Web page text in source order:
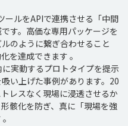
ルをAPIで連携させる「中間
す。高価な専用パッケージを
のように繋ぎ合わせること
を達成できます 。
実動するプロトタイプを提示
い上げた事例があります。20
レスなく現場に浸透させるか
骸化を防ぎ、真に「現場を強